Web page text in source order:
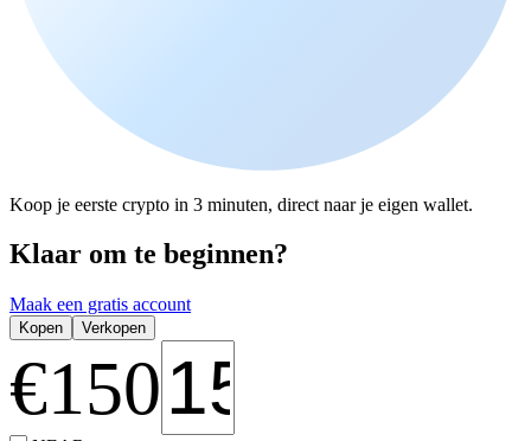
Koop je eerste crypto in 3 minuten, direct naar je eigen wallet.
Klaar om te beginnen?
Maak een gratis account
Kopen Verkopen
€150